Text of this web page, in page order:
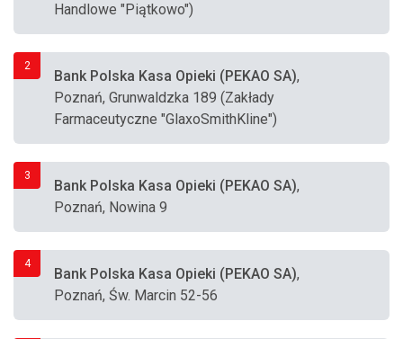
Handlowe "Piątkowo")
2
Bank Polska Kasa Opieki (PEKAO SA),
Poznań, Grunwaldzka 189 (Zakłady
Farmaceutyczne "GlaxoSmithKline")
3
Bank Polska Kasa Opieki (PEKAO SA),
Poznań, Nowina 9
4
Bank Polska Kasa Opieki (PEKAO SA),
Poznań, Św. Marcin 52-56